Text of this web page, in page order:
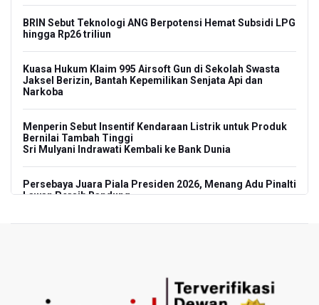
BRIN Sebut Teknologi ANG Berpotensi Hemat Subsidi LPG
hingga Rp26 triliun
Kuasa Hukum Klaim 995 Airsoft Gun di Sekolah Swasta
Jaksel Berizin, Bantah Kepemilikan Senjata Api dan
Narkoba
Menperin Sebut Insentif Kendaraan Listrik untuk Produk
Bernilai Tambah Tinggi
Sri Mulyani Indrawati Kembali ke Bank Dunia
Persebaya Juara Piala Presiden 2026, Menang Adu Pinalti
Lawan Persib Bandung